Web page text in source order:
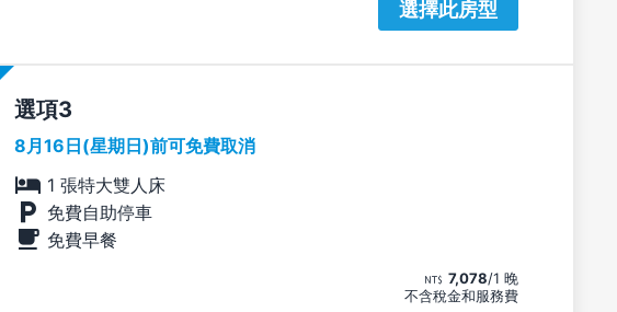
選擇此房型
選項
8月16日(星期日)前可免費取消
1 張特大雙人床
免費自助停車
免費早餐
7,078/1 晚
不含稅金和服務費